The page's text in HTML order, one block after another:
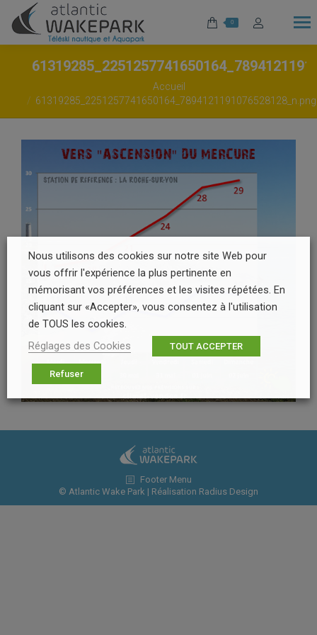
0
Accueil
61319285_2251257741650164_7894121191076528128_n.png
Footer Menu
© Atlantic Wake Park | Réalisation Radius Design
Nous utilisons des cookies sur notre site Web pour
vous offrir l'expérience la plus pertinente en
mémorisant vos préférences et les visites répétées. En
cliquant sur «Accepter», vous consentez à l'utilisation
de TOUS les cookies.
Réglages des Cookies
TOUT ACCEPTER
Refuser